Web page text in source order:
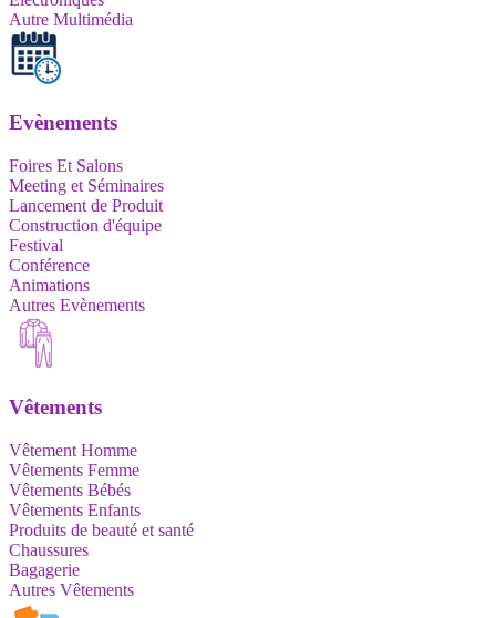
Autre Multimédia
Evènements
Foires Et Salons
Meeting et Séminaires
Lancement de Produit
Construction d'équipe
Festival
Conférence
Animations
Autres Evènements
Vêtements
Vêtement Homme
Vêtements Femme
Vêtements Bébés
Vêtements Enfants
Produits de beauté et santé
Chaussures
Bagagerie
Autres Vêtements